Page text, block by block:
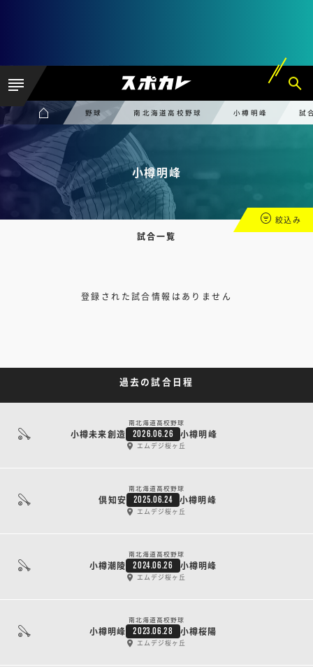
野球 南北海道高校野球 小樽明峰 試
小樽明峰
試合一覧
絞込み
登録された試合情報はありません
過去の試合日程
南北海道高校野球
小樽未来創造 2026.06.26 小樽明峰
エムデジ桜ヶ丘
南北海道高校野球
倶知安 2025.06.24 小樽明峰
エムデジ桜ヶ丘
南北海道高校野球
小樽潮陵 2024.06.26 小樽明峰
エムデジ桜ヶ丘
南北海道高校野球
小樽明峰 2023.06.28 小樽桜陽
エムデジ桜ヶ丘